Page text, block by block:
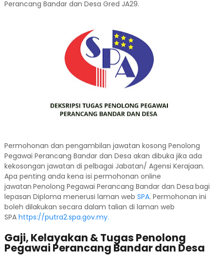
Perancang Bandar dan Desa Gred JA29.
Permohonan dan pengambilan jawatan kosong Penolong
Pegawai Perancang Bandar dan Desa akan dibuka jika ada
kekosongan jawatan di pelbagai Jabatan/ Agensi Kerajaan.
Apa penting anda kena isi permohonan online
jawatan Penolong Pegawai Perancang Bandar dan Desa bagi
lepasan Diploma menerusi laman web SPA. Permohonan ini
boleh dilakukan secara dalam talian di laman web
SPA https://putra2.spa.gov.my.
Gaji, Kelayakan & Tugas Penolong
Pegawai Perancang Bandar dan Desa